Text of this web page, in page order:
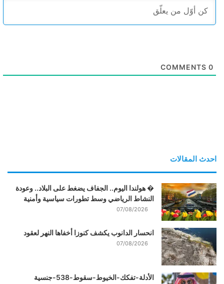
0
احدث المقالات
� هولندا اليوم.. الجفاف يضغط على البلاد.. وعودة
النشاط الرياضي وسط تطورات سياسية وأمنية
07/08/2026
انحسار الدانوب يكشف كنوزا أخفاها النهر لعقود
07/08/2026
الأدلة-تفكك-الخيوط-سقوط-538-جنسية